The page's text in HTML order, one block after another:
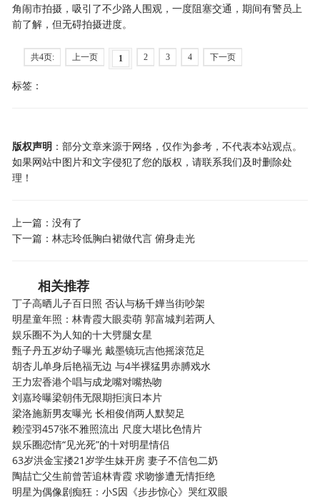
角闹市拍摄，吸引了不少路人围观，一度阻塞交通，期间有警员上
前了解，但无碍拍摄进度。
共4页: 上一页 1 2 3 4 下一页
标签：
版权声明 ：部分文章来源于网络，仅作为参考，不代表本站观点。
如果网站中图片和文字侵犯了您的版权，请联系我们及时删除处
理！
上一篇：没有了
下一篇：林志玲低胸白裙做代言 俯身走光
相关推荐
丁子高晒儿子百日照 否认与杨千嬅当街吵架
明星童年照：林青霞大眼卖萌 郭富城判若两人
娱乐圈不为人知的十大劈腿女星
甄子丹五岁幼子曝光 戴墨镜玩吉他摇滚范足
胡杏儿单身后艳福无边 与4半裸猛男赤膊戏水
王力宏香港个唱与成龙嘴对嘴热吻
刘嘉玲曝梁朝伟无限期拒演日本片
梁洛施新男友曝光 长相俊俏两人默契足
赖滢羽457张不雅照流出 尺度大堪比色情片
娱乐圈恋情“见光死”的十对明星情侣
63岁洪金宝搂21岁学生妹开房 妻子不信包二奶
陶喆亡父生前曾苦追林青霞 求吻惨遭无情拒绝
明星为偶像剧痴狂：小S因《步步惊心》哭红双眼